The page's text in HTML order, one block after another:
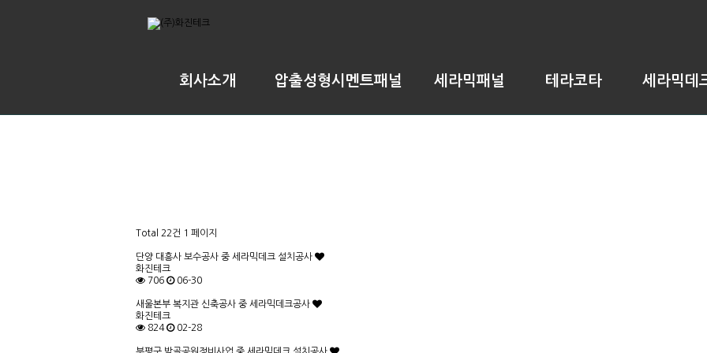
회사소개 압출성형시멘트패널 세라믹패널 테라코타 세라믹데
Total 22건 1 페이지
단양 대흥사 보수공사 중 세라믹데크 설치공사
화진테크
706
06-30
새울본부 복지관 신축공사 중 세라믹데크공사
화진테크
824
02-28